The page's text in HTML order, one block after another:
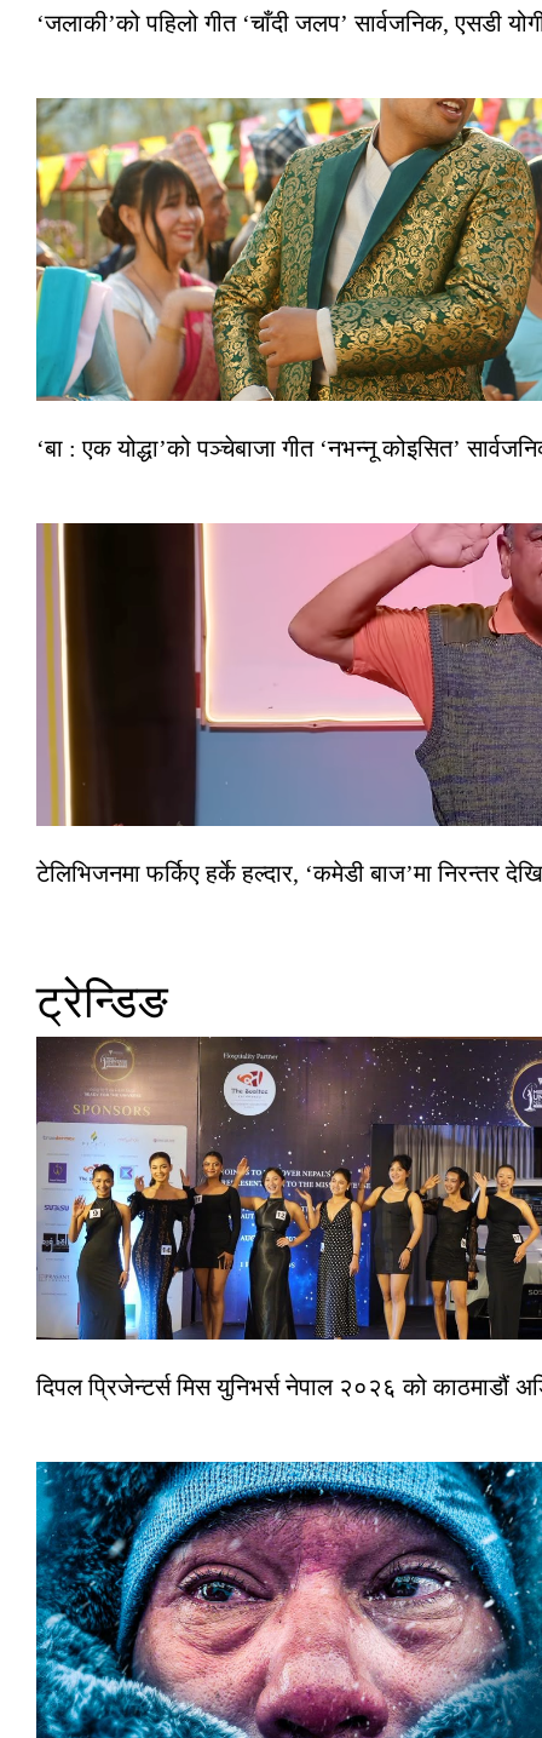
‘जलाकी’को पहिलो गीत ‘चाँदी जलप’ सार्वजनिक, एसडी
‘बा : एक योद्धा’को पञ्चेबाजा गीत ‘नभन्नू कोइसित’
टेलिभिजनमा फर्किए हर्के हल्दार, ‘कमेडी बाज’मा निरन्तर
ट्रेन्डिङ
दिपल प्रिजेन्टर्स मिस युनिभर्स नेपाल २०२६ को काठमाडौं